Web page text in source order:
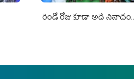
రెండో రోజు కూడా అదే నినాదం..